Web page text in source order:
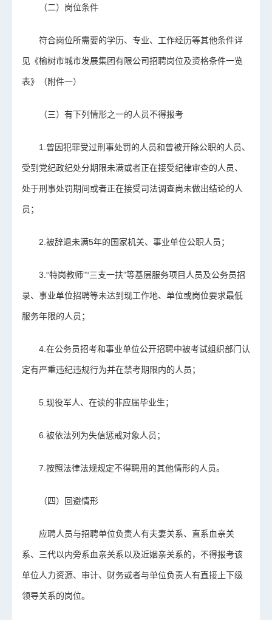
（二）岗位条件
符合岗位所需要的学历、专业、工作经历等其他条件详
见《榆树市城市发展集团有限公司招聘岗位及资格条件一览
表》（附件一）
（三）有下列情形之一的人员不得报考
1.曾因犯罪受过刑事处罚的人员和曾被开除公职的人员、
受到党纪政纪处分期限未满或者正在接受纪律审查的人员、
处于刑事处罚期间或者正在接受司法调查尚未做出结论的人
员；
2.被辞退未满5年的国家机关、事业单位公职人员；
3.“特岗教师”“三支一扶”等基层服务项目人员及公务员招
录、 事业单位招聘等未达到现工作地、单位或岗位要求最低
服务年限的人员；
4.在公务员招考和事业单位公开招聘中被考试组织部门认
定有严重违纪违规行为并在禁考期限内的人员；
5.现役军人、在读的非应届毕业生；
6.被依法列为失信惩戒对象人员；
7.按照法律法规规定不得聘用的其他情形的人员。
（四）回避情形
应聘人员与招聘单位负责人有夫妻关系、直系血亲关
系、三代以内旁系血亲关系以及近姻亲关系的，不得报考该
单位人力资源、审计、财务或者与单位负责人有直接上下级
领导关系的岗位。